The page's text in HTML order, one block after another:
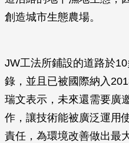
創造城市生態農場。
JW工法所鋪設的道路於
錄，並且已被國際納入
瑞文表示，未來還需要廣
作，讓技術能被廣泛運用
責任，為環境改善做出最